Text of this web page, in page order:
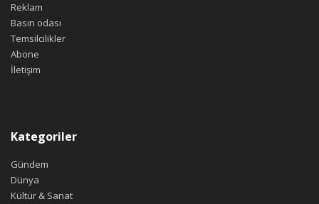
Reklam
Basın odası
Temsilcilikler
Abone
İletişim
Kategoriler
Gündem
Dünya
Kültür & Sanat